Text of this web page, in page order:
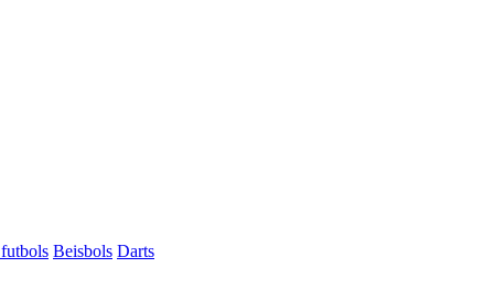
Beisbols Darts